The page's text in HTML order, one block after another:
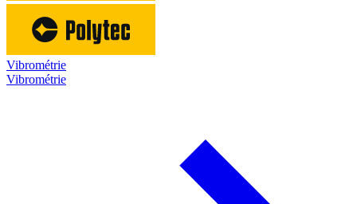
Vibrométrie
Vibrométrie